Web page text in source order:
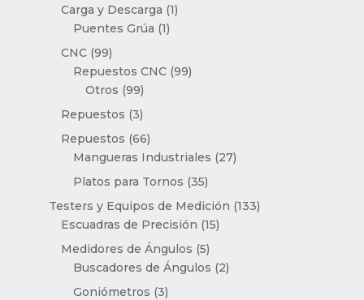
Carga y Descarga 11
Puentes Grúa 11
CNC 9999
productos
Repuestos CNC 9999
Otros 9999
productos
Repuestos 33
productos
Repuestos 6666
productos
Mangueras Industriales 2727
Platos para Tornos 3535
productos
Testers y Equipos de Medición 133133
Escuadras de Precisión 1515
Medidores de Ángulos 55
productos
Buscadores de Ángulos 22
Goniómetros 33